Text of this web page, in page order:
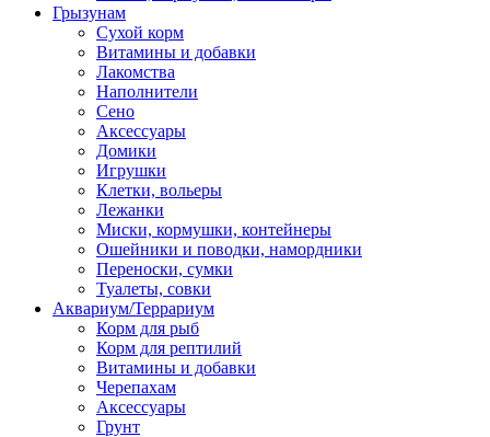
Грызунам
Сухой корм
Витамины и добавки
Лакомства
Наполнители
Сено
Аксессуары
Домики
Игрушки
Клетки, вольеры
Лежанки
Миски, кормушки, контейнеры
Ошейники и поводки, намордники
Переноски, сумки
Туалеты, совки
Аквариум/Террариум
Корм для рыб
Корм для рептилий
Витамины и добавки
Черепахам
Аксессуары
Грунт